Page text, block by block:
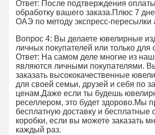
Позолоченное ожерелье 14K
Платиновые ювелирные изделия
Ответ: После подтверждения
обработку вашего заказа.Плюс 7
ОАЭ по методу экспресс-пересылки
Вопрос 4: Вы делаете ювелирные
личных покупателей или только для
Ответ: На самом деле многие из
являются личными покупателями.
заказать высококачественные
для своей семьи, друзей и себя по
ценам.Даже если ты будешь
реселлером, это будет здорово.Мы
бесплатную доставку и бесплатные
коробки, если вы можете заказать
каждый раз.